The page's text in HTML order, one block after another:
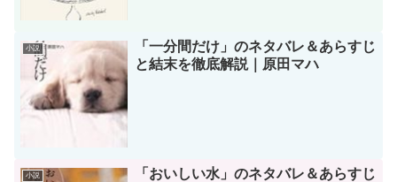
小説
「一分間だけ」のネタバレ＆あらすじ
と結末を徹底解説｜原田マハ
小説
「おいしい水」のネタバレ＆あらすじ